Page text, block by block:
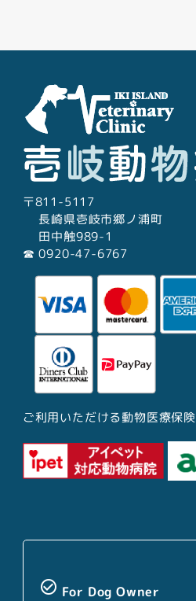
〒811-5117
長崎県壱岐市郷ノ浦町
田中触989-1
☎︎ 0920-47-6767
ご利用いただける動物医療保険
check_circle_outline For Dog Owner